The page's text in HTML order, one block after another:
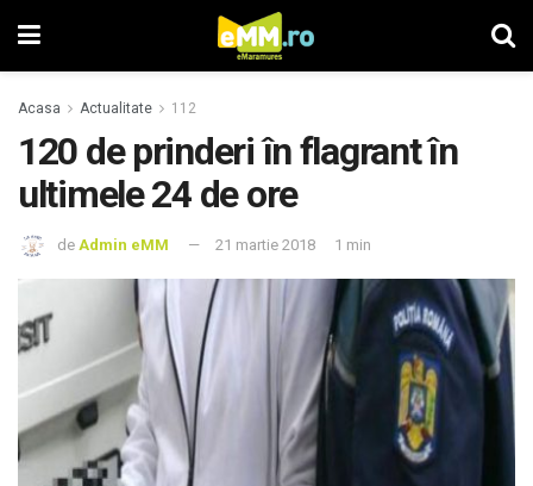
Acasa Actualitate 112
120 de prinderi în flagrant în
ultimele 24 de ore
de Admin eMM 21 martie 2018 1 min